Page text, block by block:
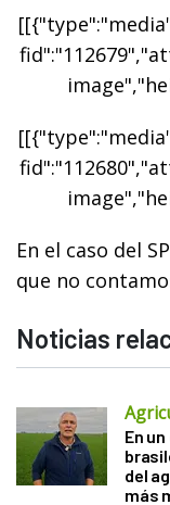
En el caso del
que no
Noticias
En
del
más